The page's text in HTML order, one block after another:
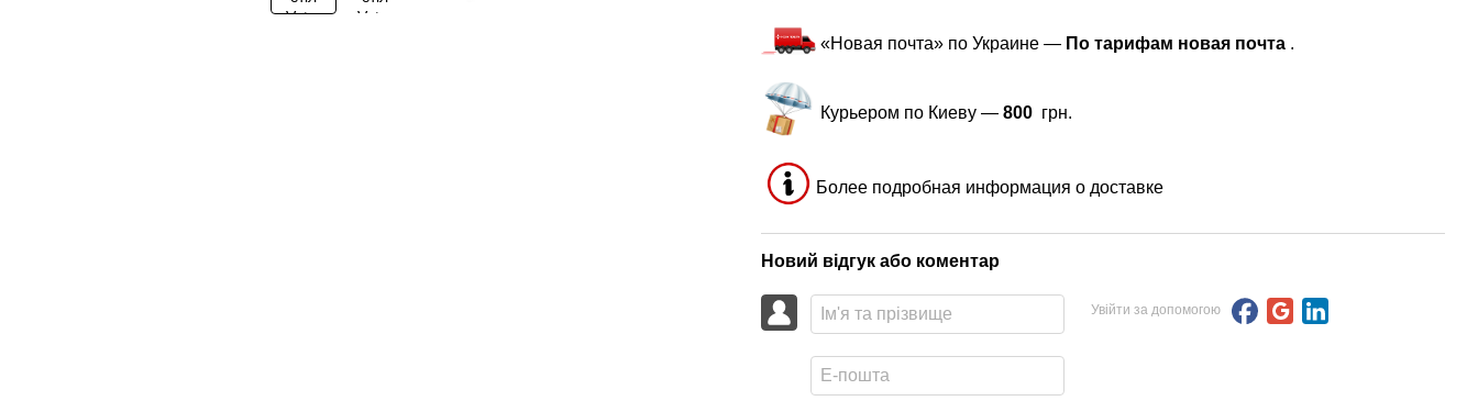
«Новая почта» по Украине — По тарифам новая почта .
Курьером по Киеву — 800 грн.
Более подробная информация о доставке
Новий відгук або коментар
Увійти за допомогою